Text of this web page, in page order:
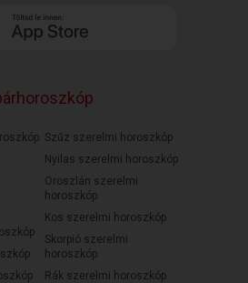
Szűz szerelmi horoszkóp
Nyilas szerelmi horoszkóp
Oroszlán szerelmi
horoszkóp
Kos szerelmi horoszkóp
Skorpió szerelmi
horoszkóp
Rák szerelmi horoszkóp